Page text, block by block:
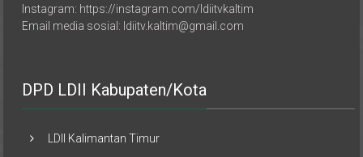
Email media sosial: ldiitv.kaltim@gmail.com